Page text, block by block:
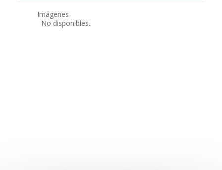
Imágenes
No disponibles..